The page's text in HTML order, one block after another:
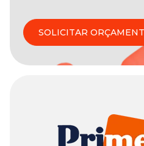
SOLICITAR